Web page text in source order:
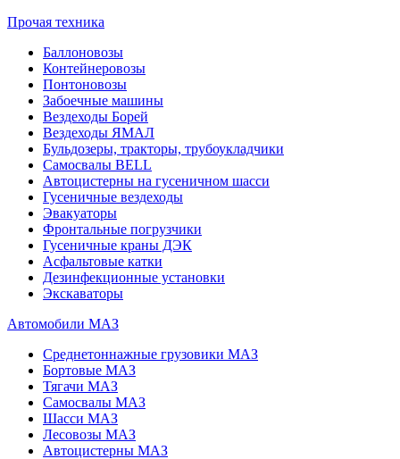
Прочая техника
Баллоновозы
Контейнеровозы
Понтоновозы
Забоечные машины
Вездеходы Борей
Вездеходы ЯМАЛ
Бульдозеры, тракторы, трубоукладчики
Самосвалы BELL
Автоцистерны на гусеничном шасси
Гусеничные вездеходы
Эвакуаторы
Фронтальные погрузчики
Гусеничные краны ДЭК
Асфальтовые катки
Дезинфекционные установки
Экскаваторы
Автомобили МАЗ
Среднетоннажные грузовики МАЗ
Бортовые МАЗ
Тягачи МАЗ
Самосвалы МАЗ
Шасси МАЗ
Лесовозы МАЗ
Автоцистерны МАЗ